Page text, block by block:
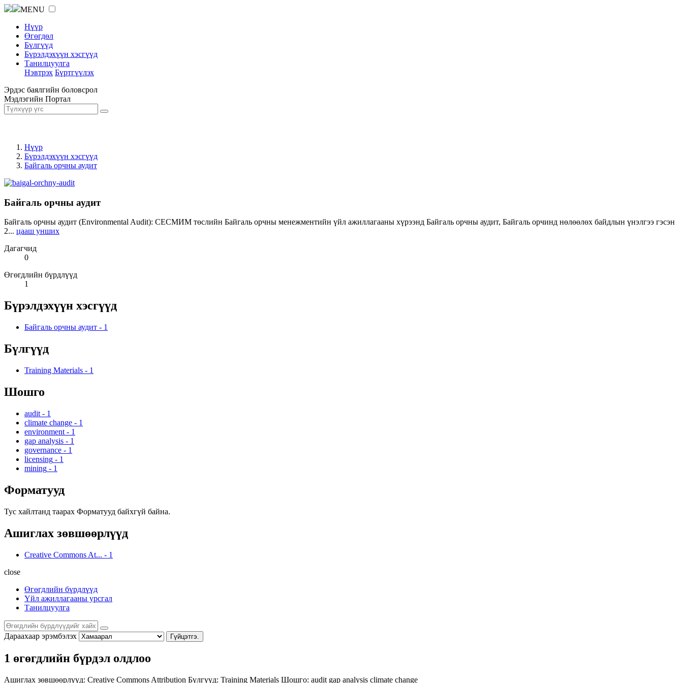
MENU
Нүүр
Өгөгдөл
Бүлгүүд
Бүрэлдэхүүн хэсгүүд
Танилцуулга
Нэвтрэх Бүртгүүлэх
Эрдэс баялгийн боловсрол
Мэдлэгийн Портал
Нүүр
Бүрэлдэхүүн хэсгүүд
Байгаль орчны аудит
Байгаль орчны аудит
Байгаль орчны аудит (Environmental Audit): СЕСМИМ төслийн Байгаль орчны менежментийн үйл ажиллагааны хүрээнд Байгаль орчны аудит, Байгаль орчинд нөлөөлөх байдлын үнэлгээ гэсэн
2... цааш унших
Дагагчид
0
Өгөгдлийн бүрдлүүд
1
Бүрэлдэхүүн хэсгүүд
Байгаль орчны аудит - 1
Бүлгүүд
Training Materials - 1
Шошго
audit - 1
climate change - 1
environment - 1
gap analysis - 1
governance - 1
licensing - 1
mining - 1
Форматууд
Тус хайлтанд таарах Форматууд байхгүй байна.
Ашиглах зөвшөөрлүүд
Creative Commons At... - 1
close
Өгөгдлийн бүрдлүүд
Үйл ажиллагааны урсгал
Танилцуулга
Дараахаар эрэмбэлэх Гүйцэтгэ.
1 өгөгдлийн бүрдэл олдлоо
Ашиглах зөвшөөрлүүд: Creative Commons Attribution Бүлгүүд: Training Materials Шошго: audit gap analysis climate change